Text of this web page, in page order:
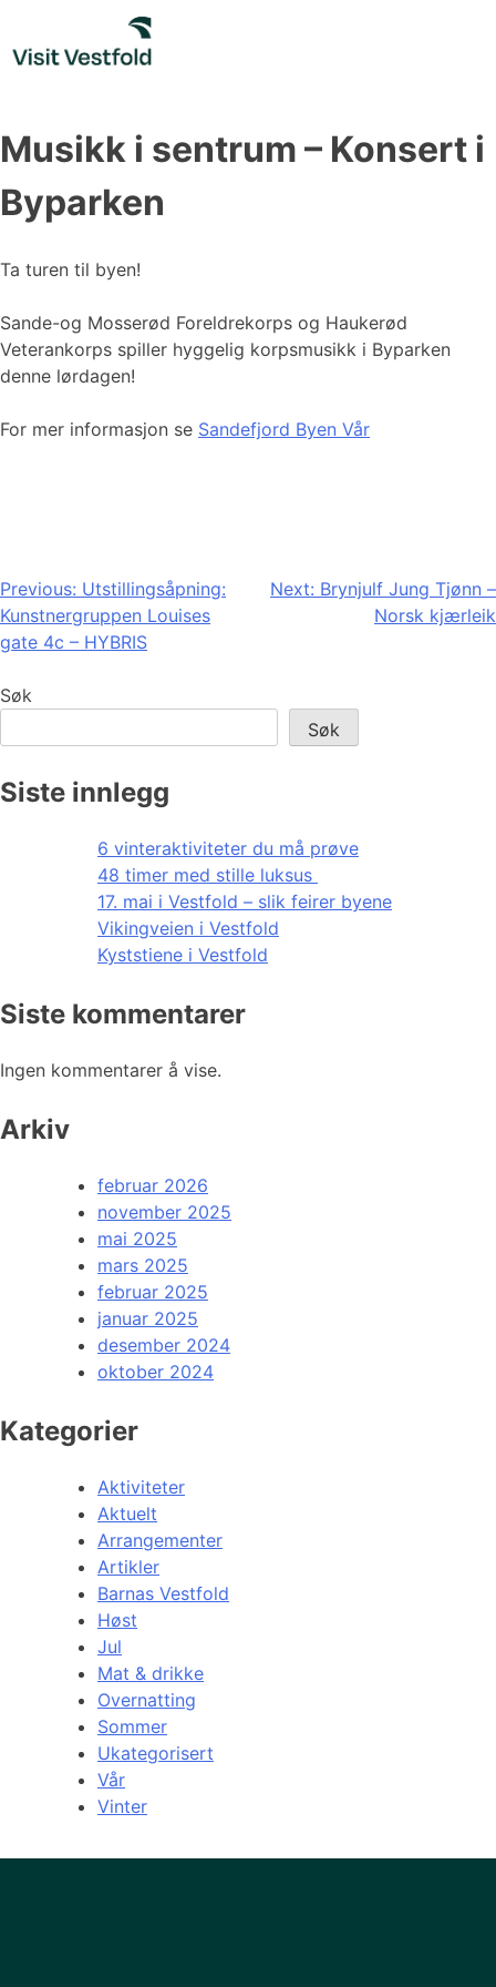
content
Musikk i sentrum – Konsert i
Byparken
Ta turen til byen!
Sande-og Mosserød Foreldrekorps og Haukerød
Veterankorps spiller hyggelig korpsmusikk i Byparken
denne lørdagen!
For mer informasjon se Sandefjord Byen Vår
Innleggsnavigasjon
Previous: Utstillingsåpning:
Kunstnergruppen Louises
gate 4c – HYBRIS
Next: Brynjulf Jung Tjønn –
Norsk kjærleik
Søk
Søk
Siste innlegg
6 vinteraktiviteter du må prøve
48 timer med stille luksus
17. mai i Vestfold – slik feirer byene
Vikingveien i Vestfold
Kyststiene i Vestfold
Siste kommentarer
Ingen kommentarer å vise.
Arkiv
februar 2026
november 2025
mai 2025
mars 2025
februar 2025
januar 2025
desember 2024
oktober 2024
Kategorier
Aktiviteter
Aktuelt
Arrangementer
Artikler
Barnas Vestfold
Høst
Jul
Mat & drikke
Overnatting
Sommer
Ukategorisert
Vår
Vinter